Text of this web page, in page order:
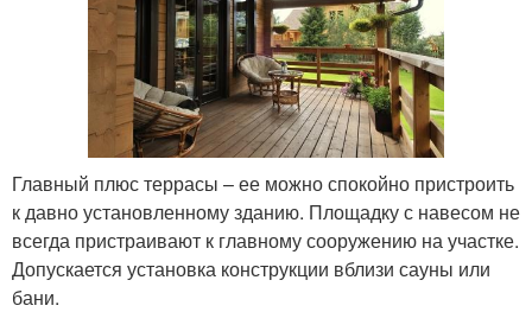
Главный плюс террасы – ее можно спокойно пристроить
к давно установленному зданию. Площадку с навесом не
всегда пристраивают к главному сооружению на участке.
Допускается установка конструкции вблизи сауны или
бани.